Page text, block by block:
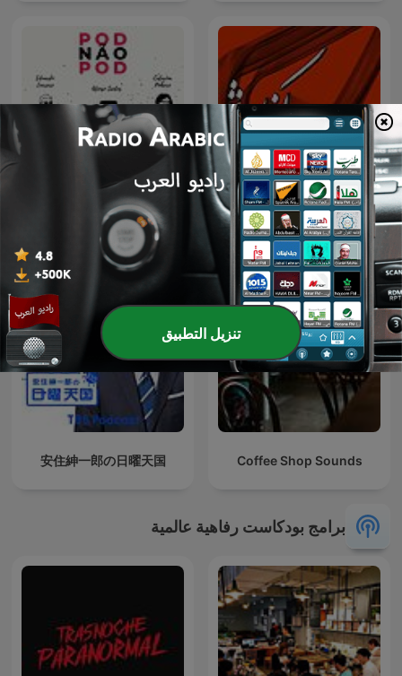
Kenaresh | کنارش Pod Não Pod
Coffee Shop Sounds
安住紳一郎の日曜天国
برامج بودكاست رفاهية عالمية
تنزيل التطبيق